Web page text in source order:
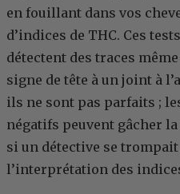
en fouillant dans vos
d’indices de THC. Ces
détectent des traces
signe de tête à un joint à
ils ne sont pas parfaits ;
négatifs peuvent gâcher la
si un détective se
l’interprétation des